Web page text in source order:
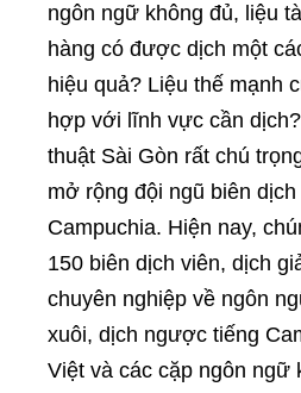
ngôn ngữ không đủ, liệu
hàng có được dịch một
hiệu quả? Liệu thế mạnh
hợp với lĩnh vực cần
thuật Sài Gòn rất chú
mở rộng đội ngũ biên
Campuchia. Hiện nay,
150 biên dịch viên, dịch
chuyên nghiệp về ngôn
xuôi, dịch ngược tiếng
Việt và các cặp ngôn ngữ